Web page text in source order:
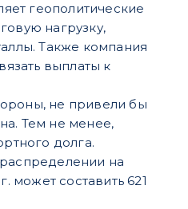
геополитические
нагрузку,
Также компания
выплаты к
не привели бы
Тем не менее,
долга.
на
может составить 621